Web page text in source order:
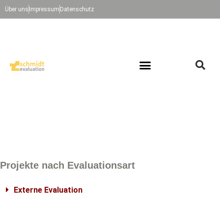
Über uns Impressum Datenschutz
Projekte nach Evaluationsart
Externe Evaluation